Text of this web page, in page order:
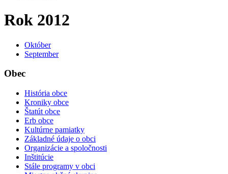
Rok 2012
Október
September
Obec
História obce
Kroniky obce
Štatút obce
Erb obce
Kultúrne pamiatky
Základné údaje o obci
Organizácie a spoločnosti
Inštitúcie
Stále programy v obci